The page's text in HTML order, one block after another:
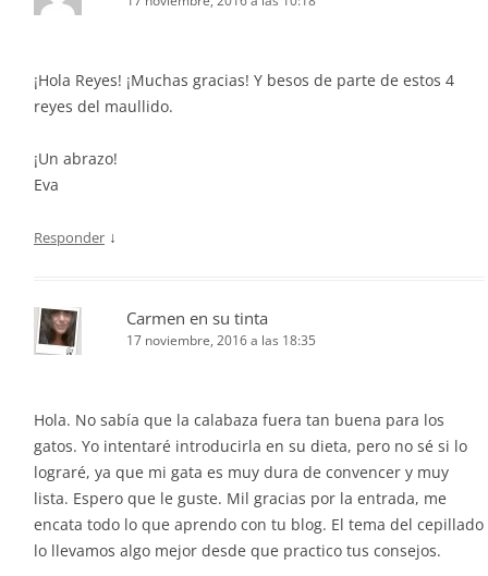
¡Hola Reyes! ¡Muchas gracias! Y besos de parte de estos 4
reyes del maullido.
¡Un abrazo!
Eva
Responder ↓
Carmen en su tinta
17 noviembre, 2016 a las 18:35
Hola. No sabía que la calabaza fuera tan buena para los
gatos. Yo intentaré introducirla en su dieta, pero no sé si lo
lograré, ya que mi gata es muy dura de convencer y muy
lista. Espero que le guste. Mil gracias por la entrada, me
encata todo lo que aprendo con tu blog. El tema del cepillado
lo llevamos algo mejor desde que practico tus consejos.